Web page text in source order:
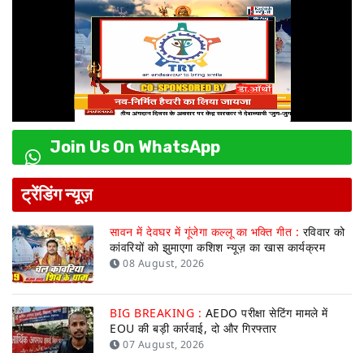
Join Us On WhatsApp
ट्रेंडिंग न्यूज़
सावन में देवघर में गूंजेगा कल्लू का भक्ति गीत : रविवार को
कांवरियों को झुमाएगा कशिश न्यूज़ का खास कार्यक्रम
08 August, 2026
BIG BREAKING : AEDO परीक्षा सेटिंग मामले में
EOU की बड़ी कार्रवाई, दो और गिरफ्तार
07 August, 2026